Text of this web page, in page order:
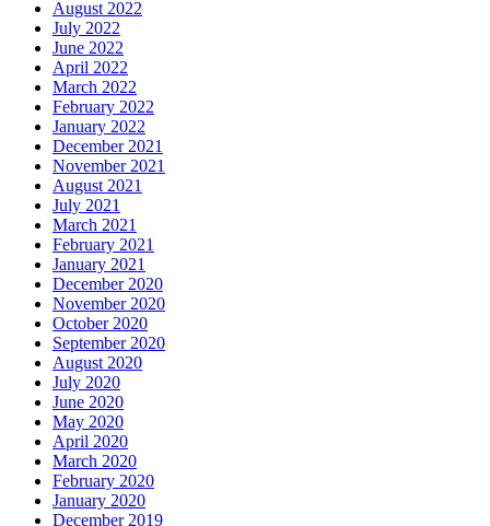
August 2022
July 2022
June 2022
April 2022
March 2022
February 2022
January 2022
December 2021
November 2021
August 2021
July 2021
March 2021
February 2021
January 2021
December 2020
November 2020
October 2020
September 2020
August 2020
July 2020
June 2020
May 2020
April 2020
March 2020
February 2020
January 2020
December 2019